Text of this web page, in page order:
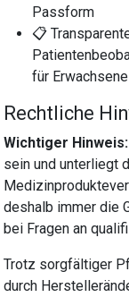
Passform
📋
für Erwachsene
Rechtliche
Wichtiger Hinweis:
sein und unterliegt
deshalb immer die
bei Fragen an
Trotz sorgfältiger
durch